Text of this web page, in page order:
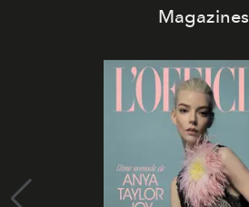
Magazines